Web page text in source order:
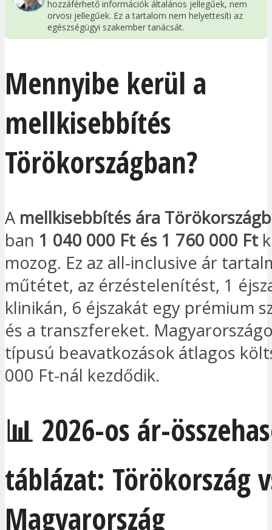
hozzáférhető információk általános jellegűek, nem
orvosi jellegűek. Ez a tartalom nem helyettesíti az
egészségügyi szakember tanácsát.
Mennyibe kerül a
mellkisebbítés
Törökországban?
A mellkisebbítés ára
ban 1 040 000 Ft és 1 760 000 Ft
mozog. Ez az all-inclusive ár
műtétet, az érzéstelenítést, 1
klinikán, 6 éjszakát egy prémium
és a transzfereket.
típusú beavatkozások átlagos
000 Ft-nál kezdődik.
📊 2026-os ár-
táblázat: Törökország
Magyarország